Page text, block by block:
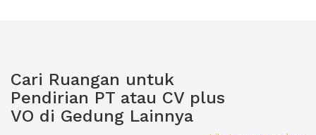
Cari Ruangan untuk
Pendirian PT atau CV plus
VO di Gedung Lainnya